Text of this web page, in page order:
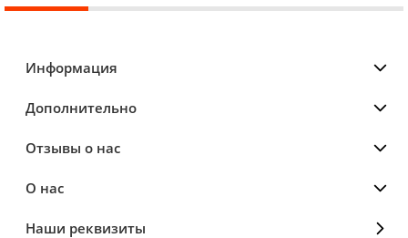
Информация
Дополнительно
Отзывы о нас
О нас
Наши реквизиты